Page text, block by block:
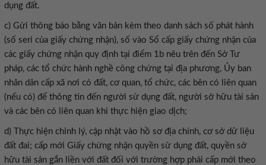
dụng đất.
c) Gửi thông báo bằng văn bản kèm theo danh sách số phát hành
(số seri của giấy chứng nhận), số vào Sổ cấp giấy chứng nhận của
các giấy chứng nhận quy định tại điểm 1b nêu trên đến Sở Tư
pháp, các tổ chức hành nghề công chứng tại địa phương, Ủy ban
nhân dân cấp xã nơi có đất, cơ quan, tổ chức, các bên có liên quan
(nếu có) để thông tin đến người sử dụng đất, người sở hữu tài sản
và các bên có liên quan khi thực hiện giao dịch;
d) Thực hiện chỉnh lý, cập nhật vào hồ sơ địa chính, cơ sở dữ liệu
đất đai; cấp mới Giấy chứng nhận quyền sử dụng đất, quyền sở
hữu tài sản gắn liền với đất đối với trường hợp phải cấp mới theo